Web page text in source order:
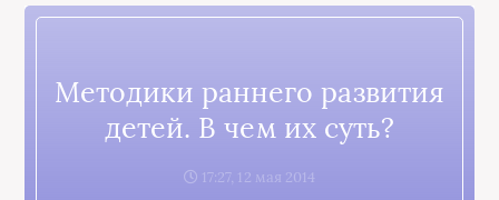
Методики раннего развития
детей. В чем их суть?
17:27, 12 мая 2014